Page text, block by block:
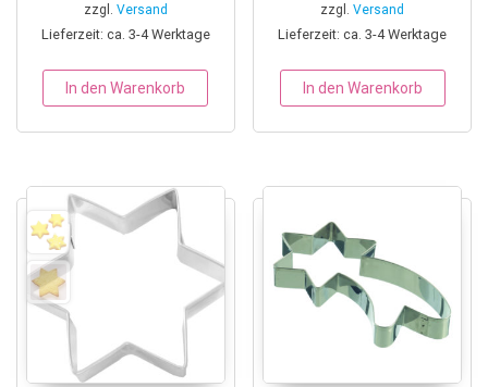
zzgl. Versand
Lieferzeit: ca. 3-4 Werktage
In den Warenkorb
zzgl.Versand
Lieferzeit: ca. 3-4 Werktage
In den Warenkorb